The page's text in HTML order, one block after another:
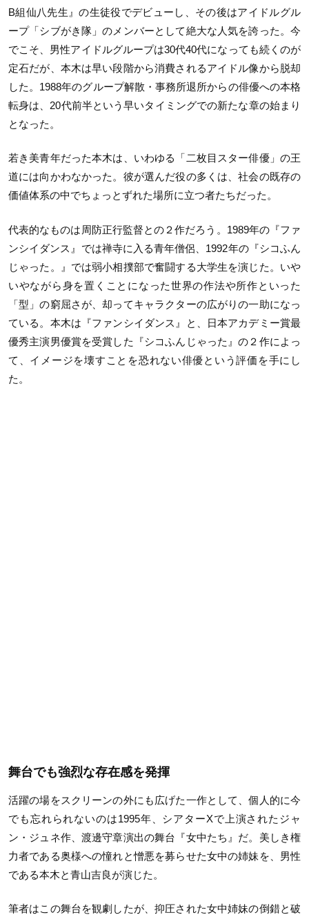
B組仙八先生』の生徒役でデビューし、その後はアイドルグル
ープ「シブがき隊」のメンバーとして絶大な人気を誇った。今
でこそ、男性アイドルグループは30代40代になっても続くのが
定石だが、本木は早い段階から消費されるアイドル像から脱却
した。1988年のグループ解散・事務所退所からの俳優への本格
転身は、20代前半という早いタイミングでの新たな章の始まり
となった。
若き美青年だった本木は、いわゆる「二枚目スター俳優」の王
道には向かわなかった。彼が選んだ役の多くは、社会の既存の
価値体系の中でちょっとずれた場所に立つ者たちだった。
代表的なものは周防正行監督との２作だろう。1989年の『ファ
ンシイダンス』では禅寺に入る青年僧侶、1992年の『シコふん
じゃった。』では弱小相撲部で奮闘する大学生を演じた。いや
いやながら身を置くことになった世界の作法や所作といった
「型」の窮屈さが、却ってキャラクターの広がりの一助になっ
ている。本木は『ファンシイダンス』と、日本アカデミー賞最
優秀主演男優賞を受賞した『シコふんじゃった』の２作によっ
て、イメージを壊すことを恐れない俳優という評価を手にし
た。
舞台でも強烈な存在感を発揮
活躍の場をスクリーンの外にも広げた一作として、個人的に今
でも忘れられないのは1995年、シアターXで上演されたジャ
ン・ジュネ作、渡邊守章演出の舞台『女中たち』だ。美しき権
力者である奥様への憧れと憎悪を募らせた女中の姉妹を、男性
である本木と青山吉良が演じた。
筆者はこの舞台を観劇したが、抑圧された女中姉妹の倒錯と破